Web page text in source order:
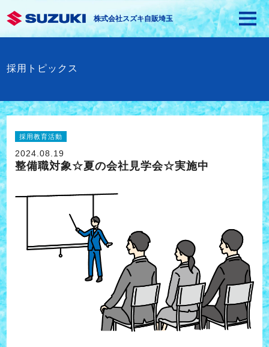
株式会社スズキ自販埼玉
採用トピックス
採用教育活動
2024.08.19
整備職対象☆夏の会社見学会☆実施中